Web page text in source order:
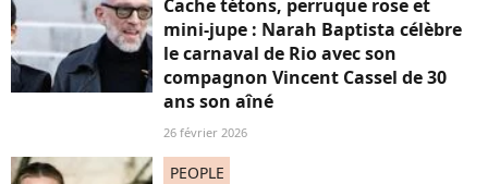
Cache tétons, perruque rose et
mini-jupe : Narah Baptista célèbre
le carnaval de Rio avec son
compagnon Vincent Cassel de 30
ans son aîné
26 février 2026
PEOPLE